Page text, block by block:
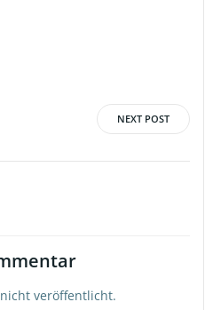
NEXT POST
veröffentlicht.